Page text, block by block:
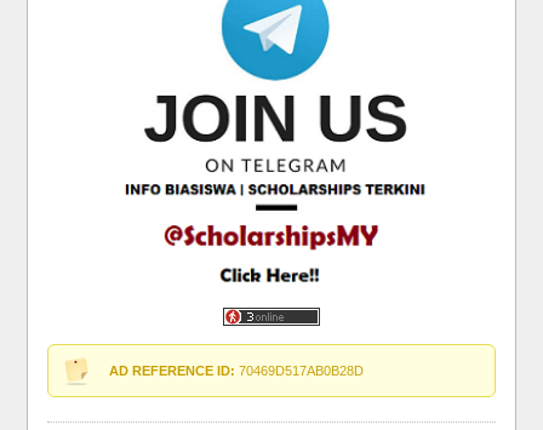
AD REFERENCE ID: 70469D517AB0B28D